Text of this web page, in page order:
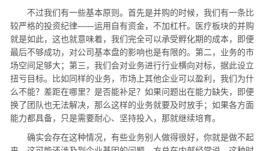
不过我们有一些基本原则。首先是并购的时候，我们有一条比
较严格的投资纪律——运用自有资金，不加杠杆。医疗板块的并购
就是如此，这也就意味着，我们完全可以承受孵化期的成本，即便
最后不够成功，对公司基本盘的影响也是有限的。第二，业务的市
场空间足够大；第三，我们会对业务进行行业横向对标，据此设立
扭亏目标。比如同样的业务，市场上其他企业可以盈利，我们为什
么不能？差距在哪里？是否能补足？如果问题出在能力缺失，即便
换了团队也无法解决，那么这样的业务就要及时放手；如果各方面
能力都具备，只是需要耐心、坚持投入，那就继续培育。
确实会存在这种情况，有些业务别人做得很好，你就是做不起